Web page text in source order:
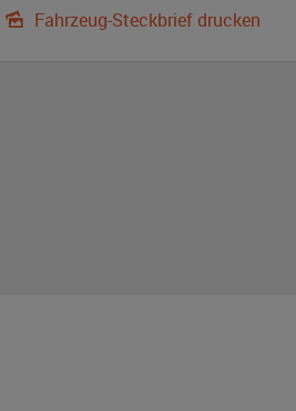
Fahrzeug-Steckbrief drucken